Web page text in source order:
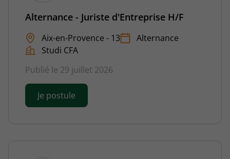
Alternance - Juriste d'Entreprise H/F
Aix-en-Provence - 13
Alternance
Studi CFA
Publié le 29 juillet 2026
Je postule